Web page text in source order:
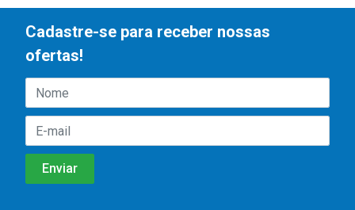
Cadastre-se para receber nossas
ofertas!